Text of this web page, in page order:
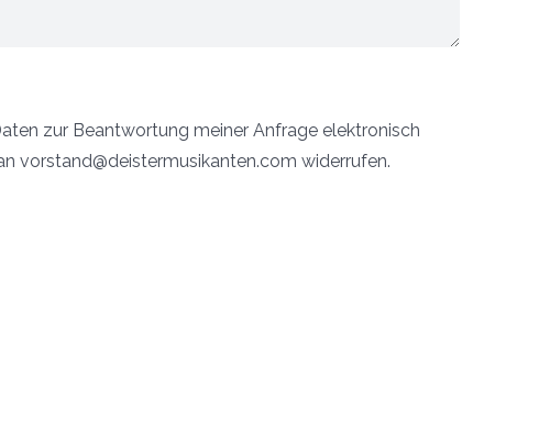
zur Beantwortung meiner Anfrage elektronisch
vorstand@deistermusikanten.com widerrufen.